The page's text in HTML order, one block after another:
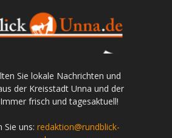
Sie lokale Nachrichten und
der Kreisstadt Unna und der
frisch und tagesaktuell!
Sie uns: redaktion@rundblick-